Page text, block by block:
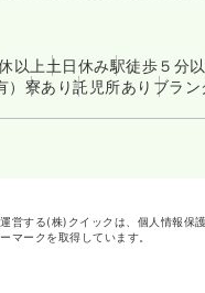
以上 土日休み駅徒歩５分
寮あり託児所あり ブラ
営する(株)クイックは、個人情報保
マークを取得しています。